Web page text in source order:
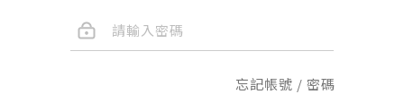
忘記帳號 / 密碼